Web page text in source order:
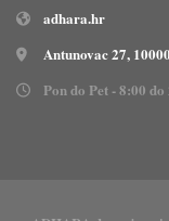
adhara.hr
Antunovac 27,
Pon do Pet - 8:00 do